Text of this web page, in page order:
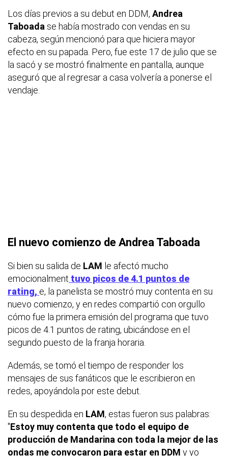
Los días previos a su debut en DDM, Andrea
Taboada se había mostrado con vendas en su
cabeza, según mencionó para que hiciera mayor
efecto en su papada. Pero, fue este 17 de julio que se
la sacó y se mostró finalmente en pantalla, aunque
aseguró que al regresar a casa volvería a ponerse el
vendaje.
El nuevo comienzo de Andrea Taboada
Si bien su salida de LAM le afectó mucho
emocionalment tuvo picos de 4.1 puntos de
rating, e, la panelista se mostró muy contenta en su
nuevo comienzo, y en redes compartió con orgullo
cómo fue la primera emisión del programa que tuvo
picos de 4.1 puntos de rating, ubicándose en el
segundo puesto de la franja horaria.
Además, se tomó el tiempo de responder los
mensajes de sus fanáticos que le escribieron en
redes, apoyándola por este debut.
En su despedida en LAM, estas fueron sus palabras:
"Estoy muy contenta que todo el equipo de
producción de Mandarina con toda la mejor de las
ondas me convocaron para estar en DDM y yo